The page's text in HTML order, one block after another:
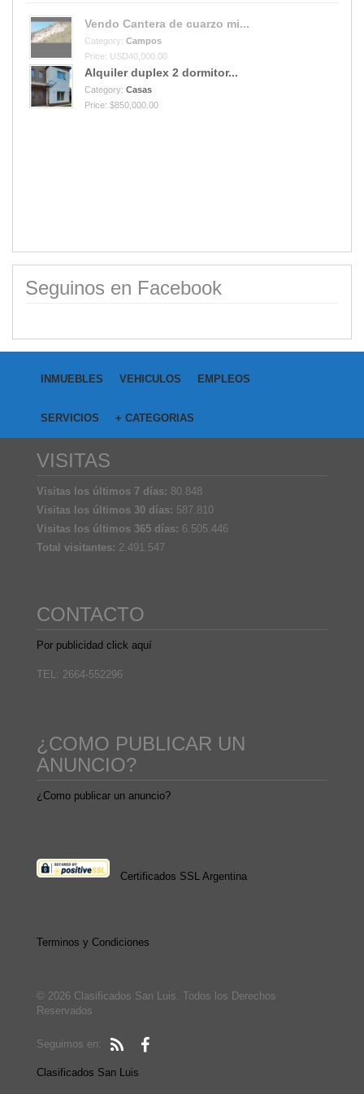
Alquiler duplex 2 dormitor...
Category: Casas
Price: $850,000.00
Seguinos en Facebook
INMUEBLES VEHICULOS EMPLEOS
SERVICIOS + CATEGORIAS
VISITAS
Visitas los últimos 7 días: 80.848
Visitas los últimos 30 días: 587.810
Visitas los últimos 365 días: 6.505.446
Total visitantes: 2.491.547
CONTACTO
Por publicidad click aquí
TEL: 2664-552296
¿COMO PUBLICAR UN
ANUNCIO?
¿Como publicar un anuncio?
Certificados SSL Argentina
Terminos y Condiciones
© 2026 Clasificados San Luis. Todos los Derechos
Reservados
Seguimos en:
Clasificados San Luis